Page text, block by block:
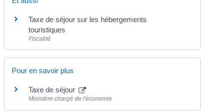
Taxe de séjour sur les hébergements
touristiques
Fiscalité
Pour en savoir plus
Taxe de séjour
Ministère chargé de l'économie